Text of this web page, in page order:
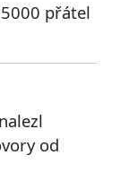
přátel
od